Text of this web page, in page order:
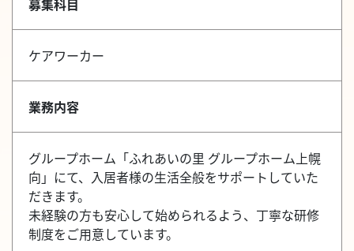
募集科目
ケアワーカー
業務内容
グループホーム「ふれあいの里 グループホーム上幌
向」にて、入居者様の生活全般をサポートしていた
だきます。
未経験の方も安心して始められるよう、丁寧な研修
制度をご用意しています。